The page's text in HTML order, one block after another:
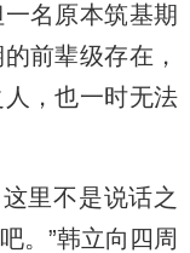
名原本筑基期
前辈级存在，
，也一时无法
里不是说话之
。”韩立向四周